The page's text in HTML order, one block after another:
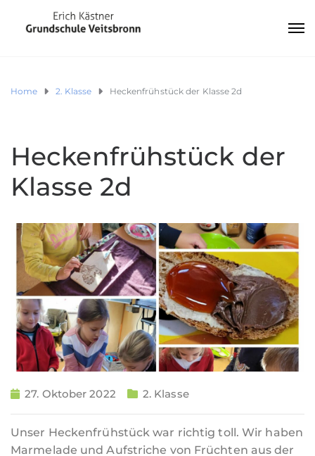
Home 2. Klasse Heckenfrühstück der Klasse 2d
Heckenfrühstück der
Klasse 2d
27. Oktober 2022 2. Klasse
Unser Heckenfrühstück war richtig toll. Wir haben
Marmelade und Aufstriche von Früchten aus der